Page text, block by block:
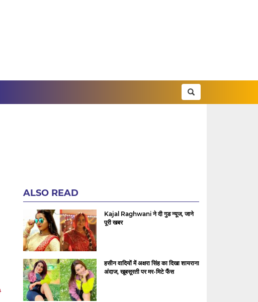
ALSO READ
Kajal Raghwani ने दी गुड न्यूज, जाने
पूरी खबर
हसीन वादियों में अक्षरा सिंह का दिखा शायराना
अंदाज, खूबसूरती पर मर-मिटे फैंस